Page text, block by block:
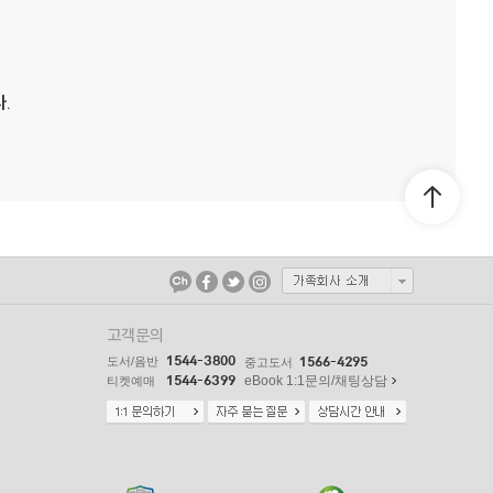
.
고객문의
도서/음반 1544-3800 중고도서 1566-4295
티켓예매 1544-6399 eBook 1:1문의/채팅상담